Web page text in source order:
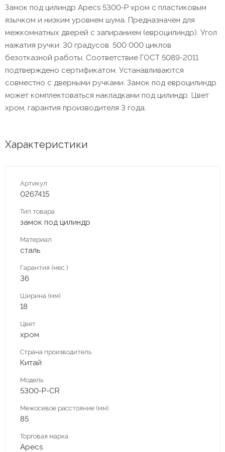
Замок под цилиндр Apecs 5300-P хром с пластиковым
язычком и низким уровнем шума. Предназначен для
межкомнатных дверей с запиранием (евроцилиндр). Угол
нажатия ручки: 30 градусов. 500 000 циклов
безотказной работы. Соответствие ГОСТ 5089-2011
подтверждено сертификатом. Устанавливаются
совместно с дверными ручками. Замок под евроцилиндр
может комплектоваться накладками под цилиндр. Цвет
хром, гарантия производителя 3 года.
Характеристики
Артикул
0267415
Тип товара
замок под цилиндр
Материал
сталь
Гарантия (мес.)
36
Ширина (мм)
18
Цвет
хром
Страна производитель
Китай
Модель
5300-P-CR
Межосевое расстояние (мм)
85
Торговая марка
Apecs